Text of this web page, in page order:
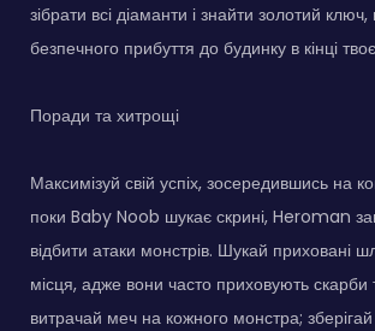
зібрати всі діаманти і знайти золотий
безпечного прибуття до будинку в кінці
Поради та хитрощі
Максимізуй свій успіх, зосередившись на
поки Baby Noob шукає скрині, Heroman
відбити атаки монстрів. Шукай приховані
місця, адже вони часто приховують скарби
витрачай меч на кожного монстра;